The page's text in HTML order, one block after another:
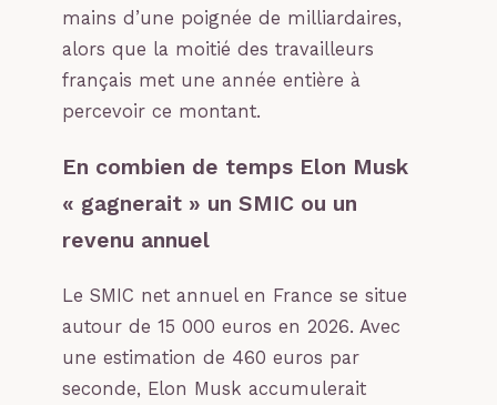
mains d’une poignée de milliardaires,
alors que la moitié des travailleurs
français met une année entière à
percevoir ce montant.
En combien de temps Elon Musk
« gagnerait » un SMIC ou un
revenu annuel
Le SMIC net annuel en France se situe
autour de 15 000 euros en 2026. Avec
une estimation de 460 euros par
seconde, Elon Musk accumulerait